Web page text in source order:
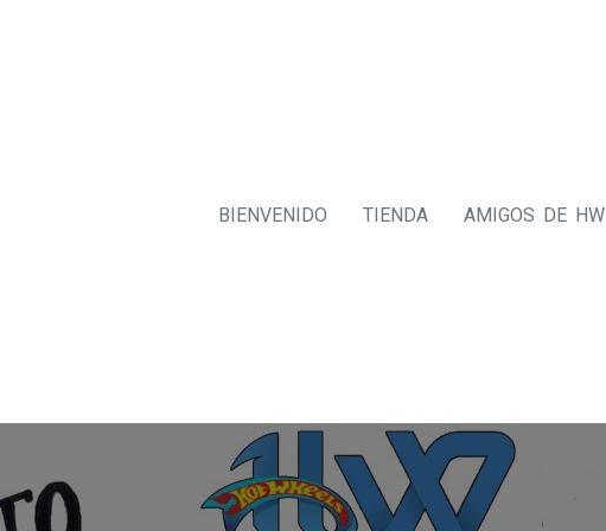
BIENVENIDO TIENDA AMIGOS DE HW